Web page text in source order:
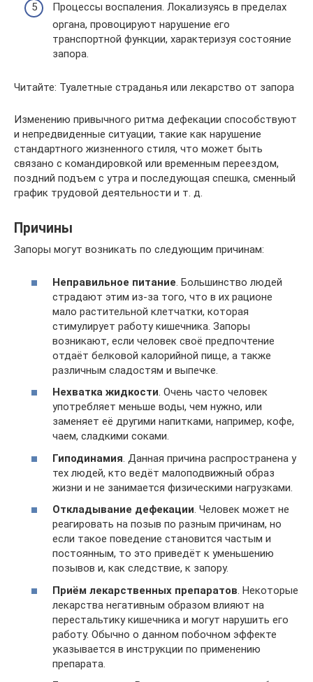
Процессы воспаления. Локализуясь в пределах
органа, провоцируют нарушение его
транспортной функции, характеризуя состояние
запора.
Читайте: Туалетные страданья или лекарство от запора
Изменению привычного ритма дефекации способствуют
и непредвиденные ситуации, такие как нарушение
стандартного жизненного стиля, что может быть
связано с командировкой или временным переездом,
поздний подъем с утра и последующая спешка, сменный
график трудовой деятельности и т. д.
Причины
Запоры могут возникать по следующим причинам:
Неправильное питание . Большинство людей
страдают этим из-за того, что в их рационе
мало растительной клетчатки, которая
стимулирует работу кишечника. Запоры
возникают, если человек своё предпочтение
отдаёт белковой калорийной пище, а также
различным сладостям и выпечке.
Нехватка жидкости. Очень часто человек
употребляет меньше воды, чем нужно, или
заменяет её другими напитками, например, кофе,
чаем, сладкими соками.
Гиподинамия . Данная причина распространена у
тех людей, кто ведёт малоподвижный образ
жизни и не занимается физическими нагрузками.
Откладывание дефекации. Человек может не
реагировать на позыв по разным причинам, но
если такое поведение становится частым и
постоянным, то это приведёт к уменьшению
позывов и, как следствие, к запору.
Приём лекарственных препаратов . Некоторые
лекарства негативным образом влияют на
перестальтику кишечника и могут нарушить его
работу. Обычно о данном побочном эффекте
указывается в инструкции по применению
препарата.